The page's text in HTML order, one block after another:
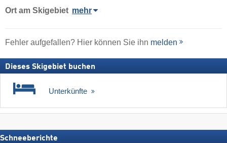
Ort am Skigebiet mehr
Fehler aufgefallen? Hier können Sie ihn melden
Dieses Skigebiet buchen
Unterkünfte
Schneeberichte